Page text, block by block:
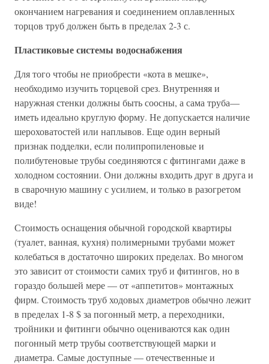
окончанием нагревания и соединением оплавленных
торцов труб должен быть в пределах 2-3 с.
Пластиковые системы водоснабжения
Для того чтобы не приобрести «кота в мешке»,
необходимо изучить торцевой срез. Внутренняя и
наружная стенки должны быть соосны, а сама труба—
иметь идеально круглую форму. Не допускается наличие
шероховатостей или наплывов. Еще один верный
признак подделки, если полипропиленовые и
полибутеновые трубы соединяются с фитингами даже в
холодном состоянии. Они должны входить друг в друга и
в сварочную машину с усилием, и только в разогретом
виде!
Стоимость оснащения обычной городской квартиры
(туалет, ванная, кухня) полимерными трубами может
колебаться в достаточно широких пределах. Во многом
это зависит от стоимости самих труб и фитингов, но в
гораздо большей мере — от «аппетитов» монтажных
фирм. Стоимость труб ходовых диаметров обычно лежит
в пределах 1-8 $ за погонный метр, а переходники,
тройники и фитинги обычно оцениваются как один
погонный метр трубы соответствующей марки и
диаметра. Самые доступные — отечественные и